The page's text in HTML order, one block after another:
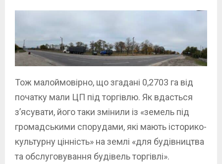
Тож малоймовірно, що згадані 0,2703 га від
початку мали ЦП під торгівлю. Як вдасться
з’ясувати, його таки змінили із «земель під
громадськими спорудами, які мають історико-
культурну цінність» на землі «для будівництва
та обслуговування будівель торгівлі».